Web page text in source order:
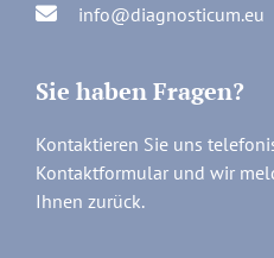
info@diagnosticum.eu
Sie haben Fragen?
Kontaktieren Sie uns
Kontaktformular und wir
Ihnen zurück.